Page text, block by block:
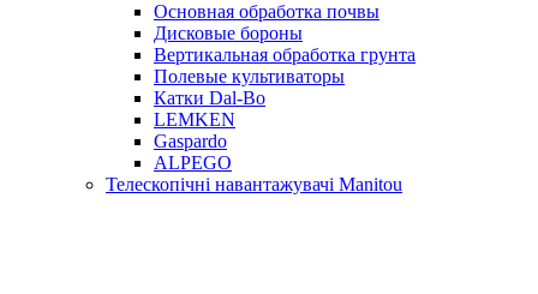
Основная обработка почвы
Дисковые бороны
Вертикальная обработка грунта
Полевые культиваторы
Катки Dal-Bo
LEMKEN
Gaspardo
ALPEGO
Телескопічні навантажувачі Manitou